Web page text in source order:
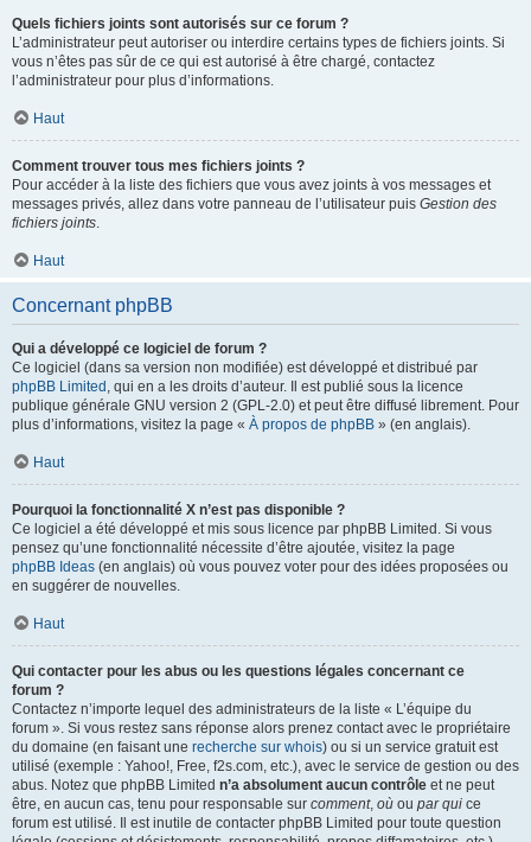
Quels fichiers joints sont autorisés sur ce forum ?
L’administrateur peut autoriser ou interdire certains types de fichiers joints. Si
vous n’êtes pas sûr de ce qui est autorisé à être chargé, contactez
l’administrateur pour plus d’informations.
Haut
Comment trouver tous mes fichiers joints ?
Pour accéder à la liste des fichiers que vous avez joints à vos messages et
messages privés, allez dans votre panneau de l’utilisateur puis Gestion des
fichiers joints.
Haut
Concernant phpBB
Qui a développé ce logiciel de forum ?
Ce logiciel (dans sa version non modifiée) est développé et distribué par
phpBB Limited , qui en a les droits d’auteur. Il est publié sous la licence
publique générale GNU version 2 (GPL-2.0) et peut être diffusé librement. Pour
plus d’informations, visitez la page « À propos de phpBB » (en anglais).
Haut
Pourquoi la fonctionnalité X n’est pas disponible ?
Ce logiciel a été développé et mis sous licence par phpBB Limited. Si vous
pensez qu’une fonctionnalité nécessite d’être ajoutée, visitez la page
phpBB Ideas (en anglais) où vous pouvez voter pour des idées proposées ou
en suggérer de nouvelles.
Haut
Qui contacter pour les abus ou les questions légales concernant ce
forum ?
Contactez n’importe lequel des administrateurs de la liste « L’équipe du
forum ». Si vous restez sans réponse alors prenez contact avec le propriétaire
du domaine (en faisant une recherche sur whois) ou si un service gratuit est
utilisé (exemple : Yahoo!, Free, f2s.com, etc.), avec le service de gestion ou des
abus. Notez que phpBB Limited n’a absolument aucun contrôle et ne peut
être, en aucun cas, tenu pour responsable sur comment, où ou par qui ce
forum est utilisé. Il est inutile de contacter phpBB Limited pour toute question